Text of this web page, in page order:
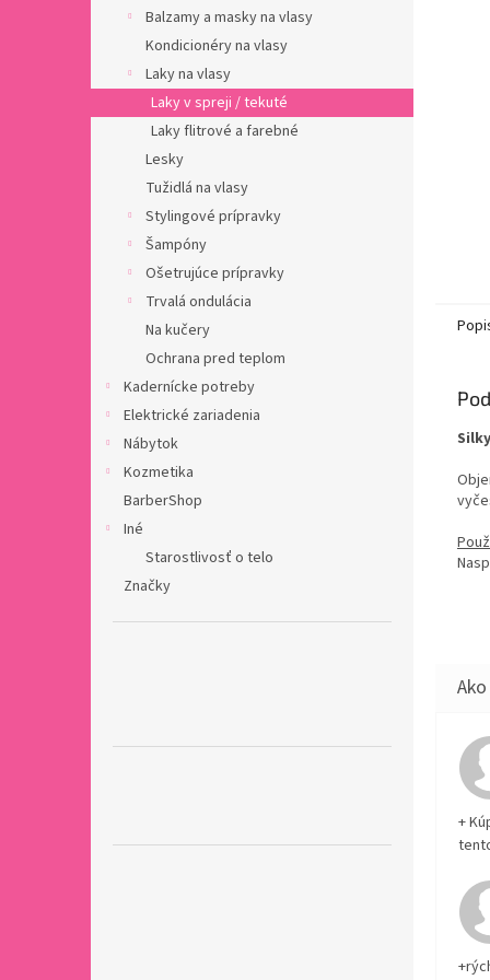
Balzamy a masky na vlasy
Kondicionéry na vlasy
Laky na vlasy
Laky v spreji / tekuté
Laky flitrové a farebné
Lesky
Tužidlá na vlasy
Stylingové prípravky
Šampóny
Ošetrujúce prípravky
Trvalá ondulácia
Na kučery
Ochrana pred teplom
Kadernícke potreby
Elektrické zariadenia
Nábytok
Kozmetika
BarberShop
Iné
Starostlivosť o telo
Značky
+